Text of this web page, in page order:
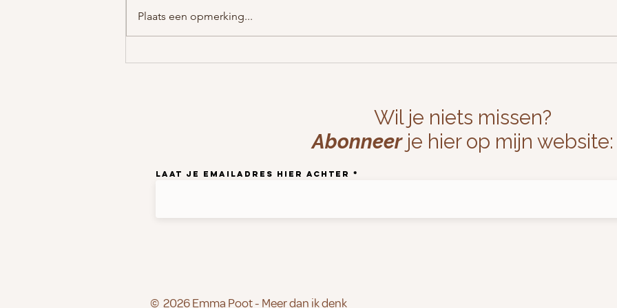
Opvanggedachten en meer
Plaats een opmerking...
Wil je niets missen?
Abonneerje hier op mijn website:
Laat je emailadres hier achter
© 2026 Emma Poot - Meer dan ik denk